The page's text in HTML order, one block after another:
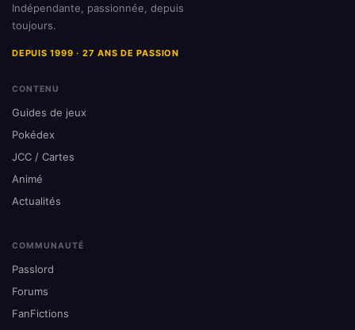
Indépendante, passionnée, depuis
toujours.
DEPUIS 1999 · 27 ANS DE PASSION
CONTENU
Guides de jeux
Pokédex
JCC / Cartes
Animé
Actualités
COMMUNAUTÉ
Passlord
Forums
FanFictions